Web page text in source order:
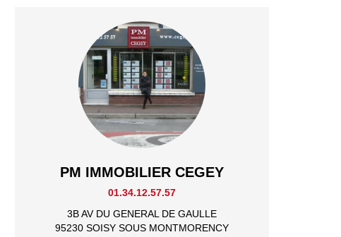
PM IMMOBILIER CEGEY
01.34.12.57.57
3B AV DU GENERAL DE GAULLE
95230 SOISY SOUS MONTMORENCY